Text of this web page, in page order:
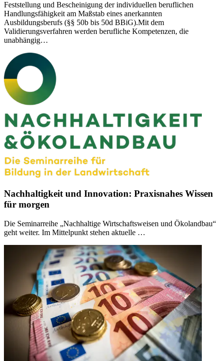
Feststellung und Bescheinigung der individuellen beruflichen
Handlungsfähigkeit am Maßstab eines anerkannten
Ausbildungsberufs (§§ 50b bis 50d BBiG).Mit dem
Validierungsverfahren werden berufliche Kompetenzen, die
unabhängig…
Nachhaltigkeit und Innovation: Praxisnahes Wissen
für morgen
Die Seminarreihe „Nachhaltige Wirtschaftsweisen und Ökolandbau“
geht weiter. Im Mittelpunkt stehen aktuelle …